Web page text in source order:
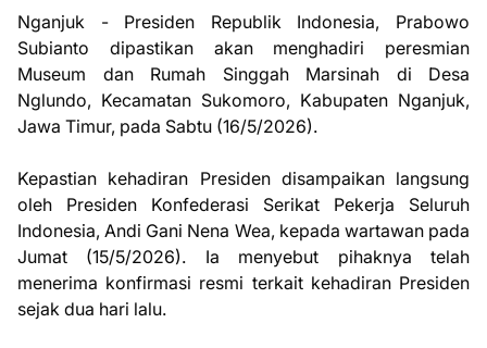
Nganjuk - Presiden Republik Indonesia, Prabowo
Subianto dipastikan akan menghadiri peresmian
Museum dan Rumah Singgah Marsinah di Desa
Nglundo, Kecamatan Sukomoro, Kabupaten Nganjuk,
Jawa Timur, pada Sabtu (16/5/2026).
Kepastian kehadiran Presiden disampaikan langsung
oleh Presiden Konfederasi Serikat Pekerja Seluruh
Indonesia, Andi Gani Nena Wea, kepada wartawan pada
Jumat (15/5/2026). Ia menyebut pihaknya telah
menerima konfirmasi resmi terkait kehadiran Presiden
sejak dua hari lalu.